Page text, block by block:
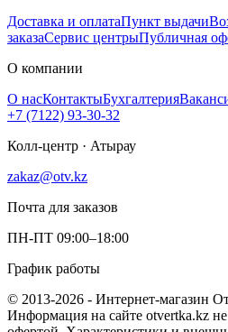
Доставка и оплатаПункт выдачи
заказаСервис центрыПубличная
О компании
О насКонтактыБухгалтерия
+7 (7122) 93-30-32
Колл-центр · Атырау
zakaz@otv.kz
Почта для заказов
ПН-ПТ 09:00–18:00
График работы
© 2013-2026 - Интернет-магазин
Информация на сайте otvertka.kz